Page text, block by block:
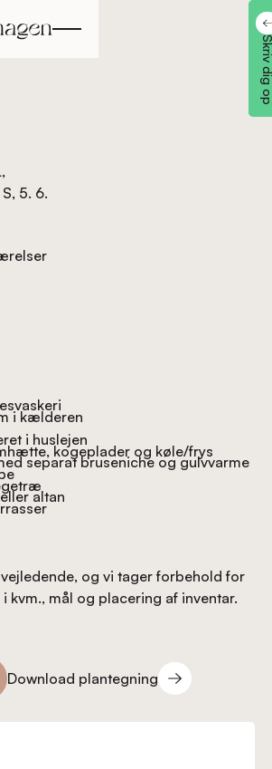
5. 6.
i kælderen
i huslejen
kogeplader og køle/frys
separat bruseniche og gulvvarme
altan
og vi tager forbehold for
mål og placering af inventar.
op
Download plantegning
Download plantegning